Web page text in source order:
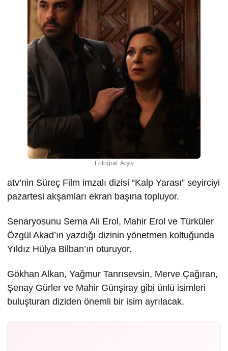
Fotoğraf: Arşiv
atv’nin Süreç Film imzalı dizisi “Kalp Yarası” seyirciyi
pazartesi akşamları ekran başına topluyor.
Senaryosunu Sema Ali Erol, Mahir Erol ve Türküler
Özgül Akad’ın yazdığı dizinin yönetmen koltuğunda
Yıldız Hülya Bilban’ın oturuyor.
Gökhan Alkan, Yağmur Tanrısevsin, Merve Çağıran,
Şenay Gürler ve Mahir Günşiray gibi ünlü isimleri
buluşturan diziden önemli bir isim ayrılacak.